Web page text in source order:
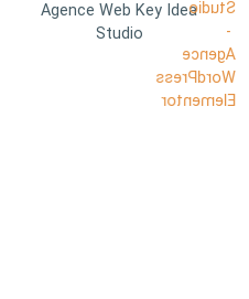
Agence Web Key Idea
Studio